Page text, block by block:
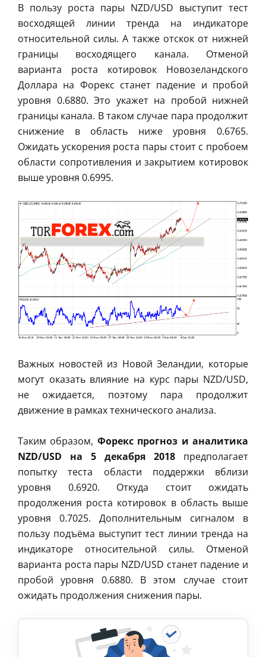
В пользу роста пары NZD/USD выступит тест
восходящей линии тренда на индикаторе
относительной силы. А также отскок от нижней
границы восходящего канала. Отменой
варианта роста котировок Новозеландского
Доллара на Форекс станет падение и пробой
уровня 0.6880. Это укажет на пробой нижней
границы канала. В таком случае пара продолжит
снижение в область ниже уровня 0.6765.
Ожидать ускорения роста пары стоит с пробоем
области сопротивления и закрытием котировок
выше уровня 0.6995.
Важных новостей из Новой Зеландии, которые
могут оказать влияние на курс пары NZD/USD,
не ожидается, поэтому пара продолжит
движение в рамках технического анализа.
Таким образом, Форекс прогноз и аналитика
NZD/USD на 5 декабря 2018 предполагает
попытку теста области поддержки вблизи
уровня 0.6920. Откуда стоит ожидать
продолжения роста котировок в область выше
уровня 0.7025. Дополнительным сигналом в
пользу подъёма выступит тест линии тренда на
индикаторе относительной силы. Отменой
варианта роста пары NZD/USD станет падение и
пробой уровня 0.6880. В этом случае стоит
ожидать продолжения снижения пары.